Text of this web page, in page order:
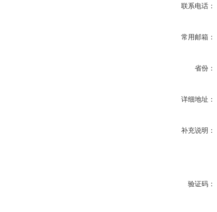
联系电话：
常用邮箱：
省份：
详细地址：
补充说明：
验证码：